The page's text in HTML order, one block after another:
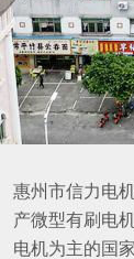
惠州市信力电
产微型有刷电
电机为主的国